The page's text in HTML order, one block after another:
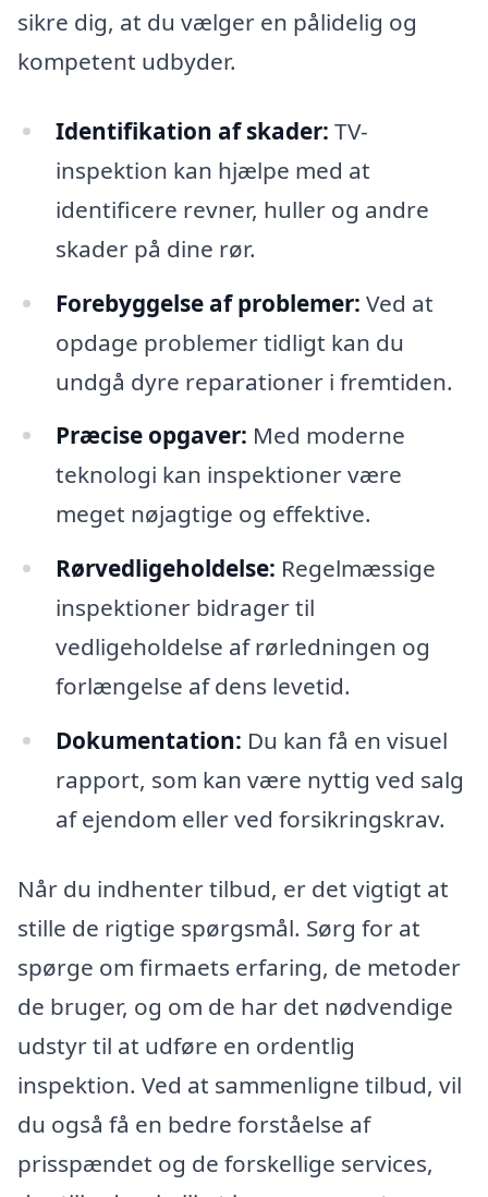
sikre dig, at du vælger en pålidelig og
kompetent udbyder.
Identifikation af skader: TV-
inspektion kan hjælpe med at
identificere revner, huller og andre
skader på dine rør.
Forebyggelse af problemer: Ved at
opdage problemer tidligt kan du
undgå dyre reparationer i fremtiden.
Præcise opgaver: Med moderne
teknologi kan inspektioner være
meget nøjagtige og effektive.
Rørvedligeholdelse: Regelmæssige
inspektioner bidrager til
vedligeholdelse af rørledningen og
forlængelse af dens levetid.
Dokumentation: Du kan få en visuel
rapport, som kan være nyttig ved salg
af ejendom eller ved forsikringskrav.
Når du indhenter tilbud, er det vigtigt at
stille de rigtige spørgsmål. Sørg for at
spørge om firmaets erfaring, de metoder
de bruger, og om de har det nødvendige
udstyr til at udføre en ordentlig
inspektion. Ved at sammenligne tilbud, vil
du også få en bedre forståelse af
prisspændet og de forskellige services,